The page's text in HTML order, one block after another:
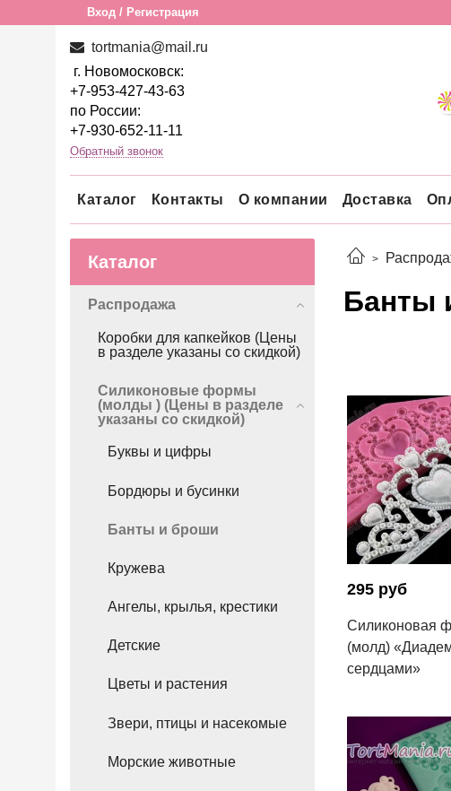
Вход / Регистрация
tortmania@mail.ru
г. Новомосковск:
+7-953-427-43-63
по России:
+7-930-652-11-11
Обратный звонок
Каталог Контакты О компании Доставка
Банты
295 руб
Силиконовая
(молд)
сердцами»
Каталог
Распродажа
Коробки для капкейков (Цены
в разделе указаны со скидкой)
Силиконовые формы
(молды ) (Цены в разделе
указаны со скидкой)
Буквы и цифры
Бордюры и бусинки
Банты и броши
Кружева
Ангелы, крылья, крестики
Детские
Цветы и растения
Звери, птицы и насекомые
Морские животные